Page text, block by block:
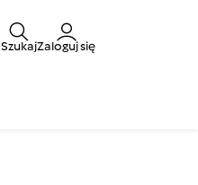
SzukajZaloguj się